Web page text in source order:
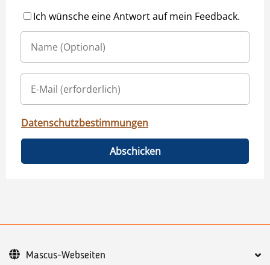
Ich wünsche eine Antwort auf mein Feedback.
Datenschutzbestimmungen
Abschicken
Mascus-Webseiten